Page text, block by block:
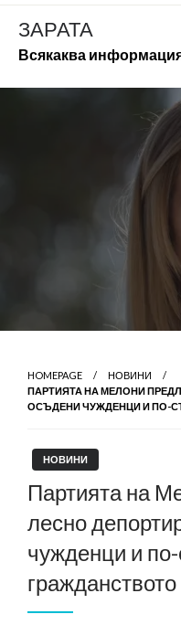
Skip
content
ЗАРАТА
Всякаква
HOMEPAGE
НОВИНИ
ПАРТИЯТА НА МЕЛОНИ
ОСЪДЕНИ ЧУЖДЕНЦИ И ПО-
НОВИНИ
Партията на
лесно
чужденци и
гражданството